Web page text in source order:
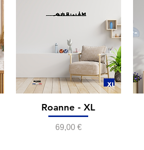
Roanne - XL
Prix
69,00 €